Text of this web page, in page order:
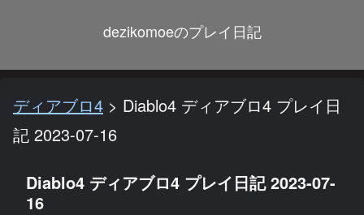
dezikomoeのプレイ日記
ディアブロ4 > Diablo4 ディアブロ4 プレイ日
記 2023-07-16
Diablo4 ディアブロ4 プレイ日記 2023-07-
16